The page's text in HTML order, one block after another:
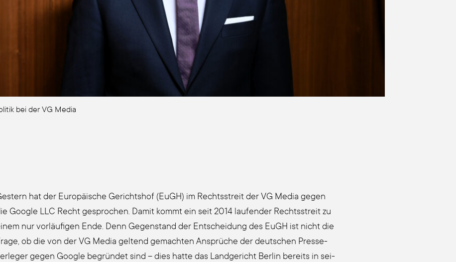
bei der VG Media
hat der Euro­päi­sche Gerichts­hof (EuGH) im Rechts­streit der VG Media gegen
Goog­le LLC Recht gespro­chen. Damit kommt ein seit 2014 lau­fen­der Rechts­streit zu
nur vor­läu­fi­gen Ende. Denn Gegen­stand der Ent­schei­dung des EuGH ist nicht die
ob die von der VG Media gel­tend gemach­ten Ansprüche der deut­schen Pres­se­
gegen Goog­le begründet sind – dies hat­te das Land­ge­richt Ber­lin bereits in sei­